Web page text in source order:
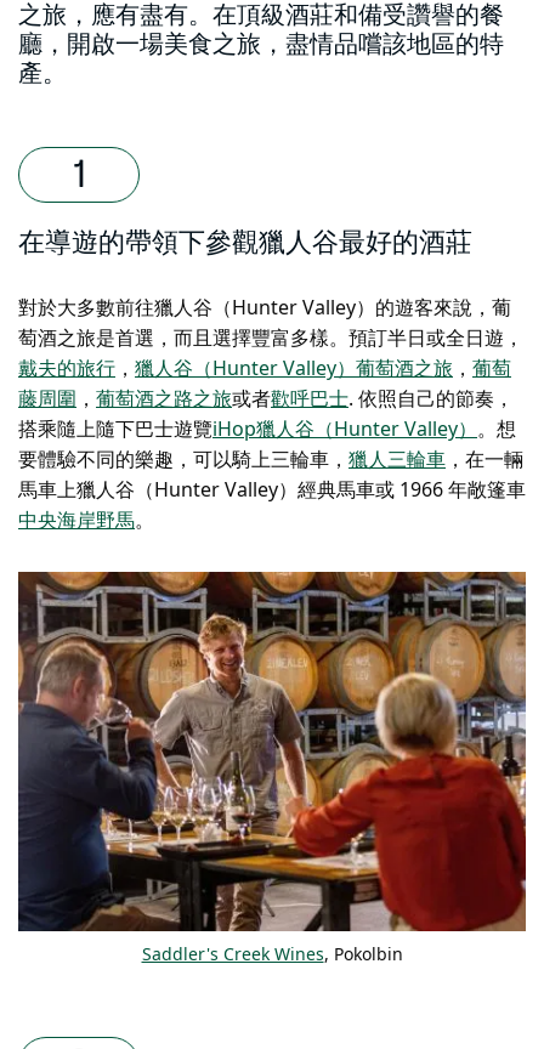
之旅，應有盡有。在頂級酒莊和備受讚譽的餐
廳，開啟一場美食之旅，盡情品嚐該地區的特
產。
在導遊的帶領下參觀獵人谷最好的酒莊
對於大多數前往獵人谷（Hunter Valley）的遊客來說，葡
萄酒之旅是首選，而且選擇豐富多樣。預訂半日或全日遊，
戴夫的旅行 ， 獵人谷（Hunter Valley）葡萄酒之旅 ， 葡萄
藤周圍 ， 葡萄酒之路之旅或者歡呼巴士. 依照自己的節奏，
搭乘隨上隨下巴士遊覽iHop獵人谷（Hunter Valley） 。想
要體驗不同的樂趣，可以騎上三輪車， 獵人三輪車 ，在一輛
馬車上獵人谷（Hunter Valley）經典馬車或 1966 年敞篷車
中央海岸野馬。
Saddler's Creek Wines, Pokolbin